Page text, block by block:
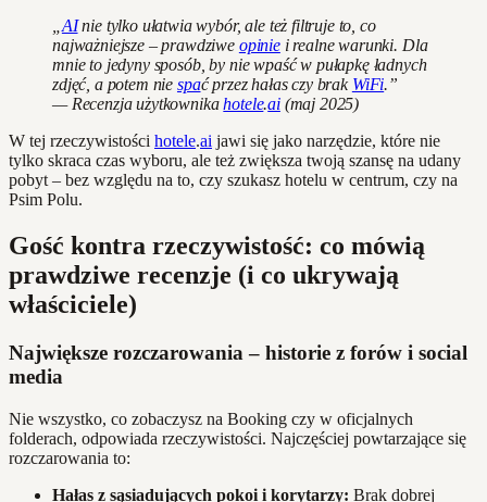
„AInie tylko ułatwia wybór, ale też filtruje to, co
najważniejsze – prawdziwe opiniei realne warunki. Dla
mnie to jedyny sposób, by nie wpaść w pułapkę ładnych
zdjęć, a potem nie spać przez hałas czy brak WiFi.”
— Recenzja użytkownikahotele.ai(maj 2025)
W tej rzeczywistości hotele.ai jawi się jako narzędzie, które nie
tylko skraca czas wyboru, ale też zwiększa twoją szansę na udany
pobyt – bez względu na to, czy szukasz hotelu w centrum, czy na
Psim Polu.
Gość kontra rzeczywistość: co mówią
prawdziwe recenzje (i co ukrywają
właściciele)
Największe rozczarowania – historie z forów i social
media
Nie wszystko, co zobaczysz na Booking czy w oficjalnych
folderach, odpowiada rzeczywistości. Najczęściej powtarzające się
rozczarowania to:
Hałas z sąsiadujących pokoi i korytarzy: Brak dobrej